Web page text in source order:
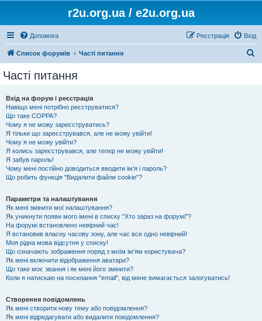
r2u.org.ua / e2u.org.ua
Допомога Вхід
Реєстрація
Список форумів Часті питання
Часті питання
Вхід на форум і реєстрація
Навіщо мені потрібно реєструватися?
Що таке COPPA?
Чому я не можу зареєструватись?
Я тільки що зареєструвався, але не можу увійти!
Чому я не можу увійти?
Я колись зареєструвався, але тепер не можу увійти!
Я забув пароль!
Чому мені постійно доводиться вводити ім’я і пароль?
Що робить функція "Видалити файли cookie"?
Параметри та налаштування
Як мені змінити мої налаштування?
Як уникнути появи мого імені в списку "Хто зараз на форумі"?
На форумі встановлено невірний час!
Я встановив власну часову зону, але час все одно невірний!
Моя рідна мова відсутня у списку!
Що означають зображення поряд з моїм ім'ям користувача?
Як мені включити відображення аватари?
Що таке моє звання і як мені його змінити?
Коли я натискаю на посилання "email", від мене вимагається залогуватись!
Створення повідомлень
Як мені створити нову тему або повідомлення?
Як мені відредагувати або видалити повідомлення?